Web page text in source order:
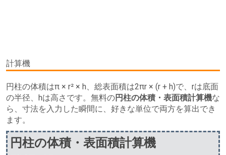
計算機
円柱の体積はπ × r² × h、総表面積は2πr × (r + h)で、rは底面
の半径、hは高さです。無料の円柱の体積・表面積計算機な
ら、寸法を入力した瞬間に、好きな単位で両方を算出でき
ます。
円柱の体積・表面積計算機